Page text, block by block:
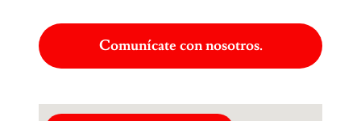
Comunícate con nosotros.